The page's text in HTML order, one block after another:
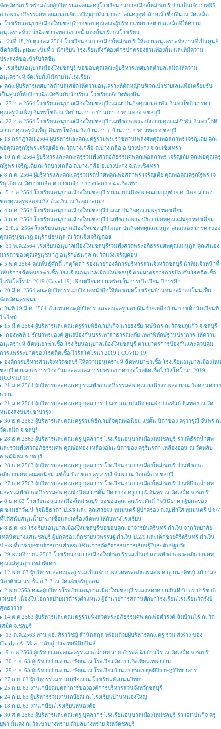
จังหวัดชลบุรี พร้อมด้วยผู้บริหารและคณะครูโรงเรียนอนุบาลเมืองใหม่ชลบุรี ร่วมเป็นเจ้าภาพพิธี
สวดพระอภิธรรมศพ คุณแม่สมจิต เจริญสุขมั่น มารดา คุณครูจุฬาลักษณ์ เชื้อเงิน ณ วัดเสม็ด
โรงเรียนอนุบาลเมืองใหม่ชลบุรี ขอขอบคุณคณะผู้บริหารเทศบาลตำบลเสม็ดที่ให้ความ
อนุเคราะห์รถน้ำฉีดชำระท่อระบายน้ำภายในบริเวณโรงเรียน
วันที่ 18,20 ตุลาคม 2564 โรงเรียนอนุบาลเมืองใหม่ชลบุรี ให้ความอนุเคราะห์สถานที่เป็นศูนย์
ฉีดวัคซีน pfizer เข็มที่ 1 นักเรียน โรงเรียนสังกัดองค์กรปกครองส่วนท้องถิ่น และที่มีความ
ประสงค์ขอเข้ารับวัคซีน
โรงเรียนอนุบาลเมืองใหม่ชลบุรี ขอขอบคุณคณะผู้บริหารเทศบาลตำบลเสม็ดให้ความ
อนุเคราะห์ จัดเก็บกิ่งไม้ภายในโรงเรียน
คณะผู้บริหารเทศบาลตำบลเสม็ดให้ความอนุเคราะห์ตัดหญ้าบริเวณป่าชายเลนเพื่อเตรียมรับ
เป็นศูนย์ให้บริการฉีดวัคซีนกับนักเรียน โรงเรียนสังกัดท้องถิ่น
27 ก.ค.2564 โรงเรียนอนุบาลเมืองใหม่ชลบุรีร่วมฌาปนกิจคุณแม่อำพัน อินทรโชติ มารดา
คุณครูวันเพ็ญ อินทรโชติ ณ วัดบ้านเก่า ต.บ้านเก่า อ.พานทอง จ.ชลบุรี
22 ก.ค.2564 โรงเรียนอนุบาลเมืองใหม่ชลบุรีร่วมฟังสวดพระอภิธรรมคุณแม่อำพัน อินทรโชติ
มารดาคุณครูวันเพ็ญ อินทรโชติ ณ วัดบ้านเก่า ต.บ้านเก่า อ.พานทอง จ.ชลบุรี
13 กรกฎาคม 2564 ผู้บริหารและคณะครูร่วมพระราชทานเพลงศพคุณพ่อสถาพร เจริญเตีย คุณ
พ่อคุณครูณัฐพร เจริญเตีย ณ วัดบางเกลือ ต.บางเกลือ อ.บางปะกง จ.ฉะเชิงเทรา
10 ก.ค. 2564 ผู้บริหารและคณะครูร่วมฟังสวดอภิธรรมศพคุณพ่อสถาพร เจริญเตีย คุณพ่อคุณครู
ณัฐพร เจริญเตีย ณ วัดบางเกลือ ต.บางเกลือ อ.บางปะกง จ.ฉะเชิงเทรา
8 ก.ค. 2564 ผู้บริหารและคณะครูร่วมรดน้ำศพคุณพ่อสถาพร เจริญเตีย คุณพ่อคุณครูณัฐพร เจ
ริญเตีย ณ วัดบางเกลือ ต.บางเกลือ อ.บางปะกง จ.ฉะเชิงเทรา
5 ก.ค.2564 โรงเรียนอนุบาลเมืองใหม่ชลบุรี ร่วมฌาปนกิจศพ คุณแม่บุญช่วย คำน้อย มารดา
ของคุณครูพลอยนภัส ด้วงเงิน ณ วัดจุกกะเฌอ
4 ก.ค. 2564 โรงเรียนอนุบาลเมืองใหม่ชลบุรีร่วมฌาปนกิจคุณแม่พยุง ทองเอี่ยม
3 ก.ค. 2564 โรงเรียนอนุบาลเมืองใหม่ชลบุรีร่วมฟังสวดพระอภิธรรมศพคุณแม่พยุง ทองเอี่ยม
2 มิ.ย. 2564 โรงเรียนอนุบาลเมืองใหม่ชลบุรีร่วมฌาปนกิจศพคุณแม่นุกูล คุณสนอง มารดาของ
คุณครูนุชนาฎ อนุรักษ์ธนกุล ณ วัดแจ้งเจริญดอน
31 พ.ค.2564 โรงเรียนอนุบาลเมืองใหม่ชลบุรีร่วมฟังสวดพระอภิธรรมศพคุณแม่นุกูล คุณสนอง
มารดาของคุณครูนุชนาฎ อนุรักษ์ธนกุล ณ วัดแจ้งเจริญดอน
5 พ.ค.2564 คุณพันธ์ุศักดิ์ เกตุวัตถา รองนายกองค์การบริหารส่วนจังหวัดชลบุรี นำทีมเจ้าหน้าที่
ให้บริการฉีดพ่นยาฆ่าเชื้อ โรงเรียนอนุบาลเมืองใหม่ชลบุรี ตามมาตรการการป้องกันโรคติดเชื้อ
ไวรัสโคโรน่า 2019 (Covid 19) เพื่อเตรียมความพร้อมในการเปิดเรียน ปีการศึก
20 มี.ค. 2564 คณะผู้บริหารร่วมบริจาคหนังสือให้ห้องสมุดโรงเรียนบ้านหนองผักตบโนนเพ็ก
จังหวัดนครพนม
วันที่ 19 มี.ค. 2564 ตัวแทนคณะผู้บริหาร และคณะครู มอบเงินช่วยเหลือบ้านของเด็กนักเรียนที่
ไฟไหม้
15 มี.ค.2564 ผู้บริหารและคณะครูร่วมพิธีฌาปนกิจ นายธงชัย วงษ์นิกร ณ วัดชมภูแก้ว จ.ชลบุรี
กองพลที่ 1 รักษาพระองค์ ศูนย์ป้องกันบรรเทาสาธารณะภัย เทพาพิทักษ์ฐานปราการ ให้ความ
อนุเคราะห์ ฉีดพ่นยาฆ่าเชื้อ โรงเรียนอนุบาลเมืองใหม่ชลบุรี ตามมาตรการป้องกันและควบคุม
การแพร่ระบาดของโรคติดเชื้อ ไวรัสโคโรนา 2019 ( COVID 19)
องค์การบริหารส่วนจังหวัดชลบุรี ให้ความอนุเคราะห์ ฉีดพ่นยาฆ่าเชื้อ โรงเรียนอนุบาลเมืองใหม่
ชลบุรี ตามมาตรการป้องกันและควบคุมการแพร่ระบาดของโรคติดเชื้อไวรัสโคโรนา 2019
((COVID 19)
21 ม.ค.2564 ผู้บริหารและคณะครู ร่วมฟังสวดอภิธรรมศพ คุณแม่เกิ่ง ภาพลงาม ณ วัดดอนดำรง
ธรรม
21 ม.ค.2564 ผู้บริหารและคณะครู บุคลากร ร่วมงานฌาปนกิจ คุณพ่อประพันธ์ กิมทอง ณ วัด
หนองสังข์ประชาบำรุง
30 ธ.ค.2563 ผู้บริหารและคณะครูร่วมพิธีฌาปกิจคุณพ่อนิยม แซ่ตั๊น บิดาของ ครูวารุณี จันพร ณ
วัดเสม็ด จ.ชลบุรี
28 ธ.ค.2563 ผู้บริหารและคณะครู บุคลากร โรงเรียนอนุบาลเมืองใหม่ชลบุรี ร่วมพิธีรดน้ำศพ
และร่วมฟังสวดอภิธรรมศพ คุณพ่อทอง เหลืองอ่อน บิดาของ ครูรินรดา เหลืองอ่อน ณ วัดพลับ
อ.พนันิคม จ.ชลบุรี
28 ธ.ค.2563 ผู้บริหารและคณะครู บุคลากร โรงเรียนอนุบาลเมืองใหม่ชลบุรี ร่วมฟังสวด
อภิธรรมศพ คุณพ่อนิยม แซ่ตั๊น บิดาของ ครูวารุณี จันพร ณ วัดเสม็ด จ.ชลบุรี
27 ธ.ค.2563 ผู้บริหารและคณะครู บุคลากร โรงเรียนอนุบาลเมืองใหม่ชลบุรี ร่วมพิธีรดน้ำศพ
และร่วมฟังสวดอภิธรรมศพ คุณพ่อนิยม แซ่ตั๊น บิดาของ ครูวารุณี จันพร ณ วัดเสม็ด จ.ชลบุรี
8 ธ.ค.63 โรงเรียนอนุบาลเมืองใหม่ชลบุรี ขอขอบคุณ คุณวีระศักดิ์ กิจนิธืธาดา ผู้ปกครอง
ด.ช.เมธาวัฒน์ กิจนิธิธาดา ป.3/8 และ คุณสายฝน ทุมมนตรี ผู้ปกครอง ด.ญ.ฟ้าใส ทุมมนตรี ป.6/7
ที่ได้สนับสนุนน้ำยาฆ่าเชื้อและเครื่องฉีดพ่นให้กับทางโรงเรียน
8 ธ.ค. 63 โรงเรียนอนุบาลเมืองใหม่ชลบุรีขอขอบคุณ อาจารย์นครินทร์ กำเงิน จากวิทยาลัย
เทคนิคบางแสน ชลบุรี ผู้ปกครองเด็กชายนวพรรษฐ กำเงิน ป.2/9 และเด็กชายศิริครินทร์ กำเงิน
ป.5/8 ที่มาช่วยซ่อมจักรยานสำหรับใช้ในการจัดกิจกรรมการเรียนรู้ในระดับปฐมวัย
29 พฤศจิกายน 2563 โรงเรียนอนุบาลเมืองใหม่ชลบุรีร่วมเป็นเจ้าภาพฟังสวดพระอภิธรรมศพ
คุณแม่พูนสุข เหล่าพิเดช
12 พ.ย. 63 ผู้บริหารและคณะครู ร่วมเป็นเจ้าภาพสวดพระอภิธรรมศพ ด.ญ.กนกพิชญ์ แก้วกมล
น้องตังเม นร.ชั้น อ.3-3 ณ วัดแจ้งเจริญดอน
2 พ.ย.2563 คณะผู้บริหารโรงเรียนอนุบาลเมืองใหม่ชลบุรี ร่วมแสดงความยินดีกับ ดร.ปาริชาติ
เวเบอร์ เนื่องในโอกาสย้ายมาดำรงตำแหน่ง ผู้อำนวยการสถานศึกษาโรงเรียนโรงเรียนวัดรังษี
สุทธาวาส
14 ต.ค.2563 ผู้บริหารและคณะครูร่วมฟังสวดพระอภิธรรมศพ คุณพ่อดำรงค์ ฉิมบ้านไร่ ณ วัด
เสม็ด จ.ชลบุรี
13 ต.ค.2563 ท่าน ผอ. สิราวิชญ์ สำนักสกุล พร้อมด้วยผู้บริหารคณะครู ร่วม ส่งร่าง ของ
Charlyn A. Mazo กลับสู่ ประเทศฟิลิปปินส์
9 ต.ค.2563 ผู้บริหารและคณะครูร่วมรดน้ำศพ นาย ดำรงค์ ฉิมบ้านไร่ ณ วัดเสม็ด จ.ชลบุรี
30 ก.ย. 63 ผู้บริหารร่วมงานเกษียณ ณ โรงเรียนวัดเขาเชิงเทียนเทพาราม
29 ก.ย. 63 ผู้บริหารร่วมงานเกษียณ ณ โรงเรียนบ้านเขาซกเบญจศิริราษฎร์วิทยาคาร
27 ก.ย. 63 ผู้บริหารร่วมงานเกษียณ ณ โรงเรียนหัวถนนวิทยา
25 ก.ย. 63 งานเกษียณบุคลาการขององค์การบริหารส่วนจังหวัดชลบุรี
24 ก.ย. 63 ผู้บริหารร่วมงานเกษียณ ณ โรงเรียนบ้านหนองใหญ่
18 ก.ย. 63 งานเกษียนโรงเรียนหนองค้อ
30 ส.ค.2563 ผู้บริหารและคณะครู บุคลากร โรงเรียนอนุบาลเมืองใหม่ชลบุรี ร่วมฌาปนกิจ ครู
ยุพา มั่นคง ณ วัดเขาบางทราย ตำบลบางทราย จังหวัดชลบุรี